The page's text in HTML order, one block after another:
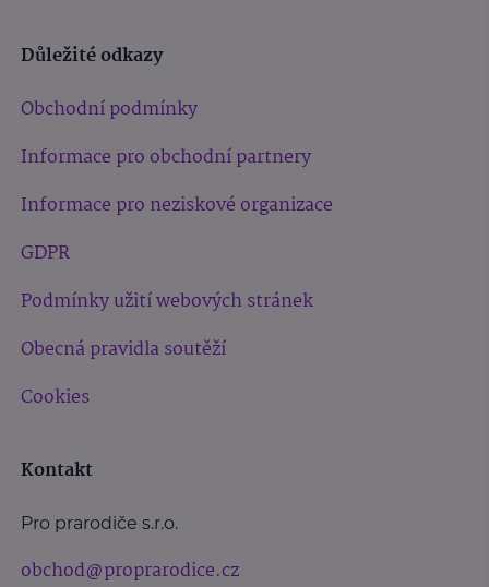
Důležité odkazy
Obchodní podmínky
Informace pro obchodní partnery
Informace pro neziskové organizace
GDPR
Podmínky užití webových stránek
Obecná pravidla soutěží
Cookies
Kontakt
Pro prarodiče s.r.o.
obchod@proprarodice.cz